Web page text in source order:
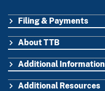
FOOTER
Filing & Payments
About TTB
Additional Information
Additional Resources